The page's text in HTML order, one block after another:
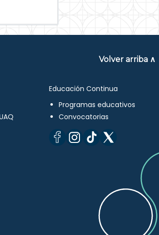
Volver arriba ∧
Educación Continua
Programas educativos
Convocatorias